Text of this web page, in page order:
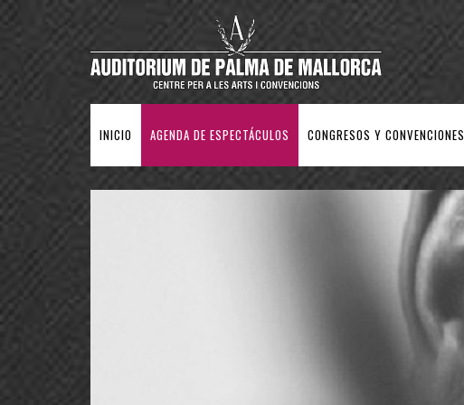
INICIO AGENDA DE ESPECTÁCULOS CONGRESOS Y CONVENCIONES